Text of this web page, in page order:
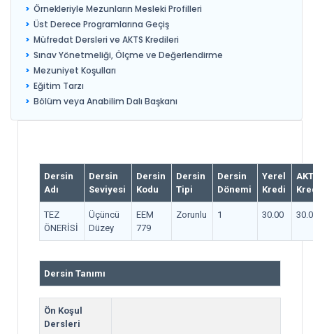
Örnekleriyle Mezunların Mesleki Profilleri
Üst Derece Programlarına Geçiş
Müfredat Dersleri ve AKTS Kredileri
Sınav Yönetmeliği, Ölçme ve Değerlendirme
Mezuniyet Koşulları
Eğitim Tarzı
Bölüm veya Anabilim Dalı Başkanı
Dersin
Adı
Dersin
Seviyesi
Dersin
Kodu
Dersin
Tipi
Dersin
Dönemi
Yerel
Kredi
TEZ
ÖNERİSİ
Üçüncü
Düzey
EEM
779
Zorunlu 1 30.00
Dersin Tanımı
Ön Koşul
Dersleri